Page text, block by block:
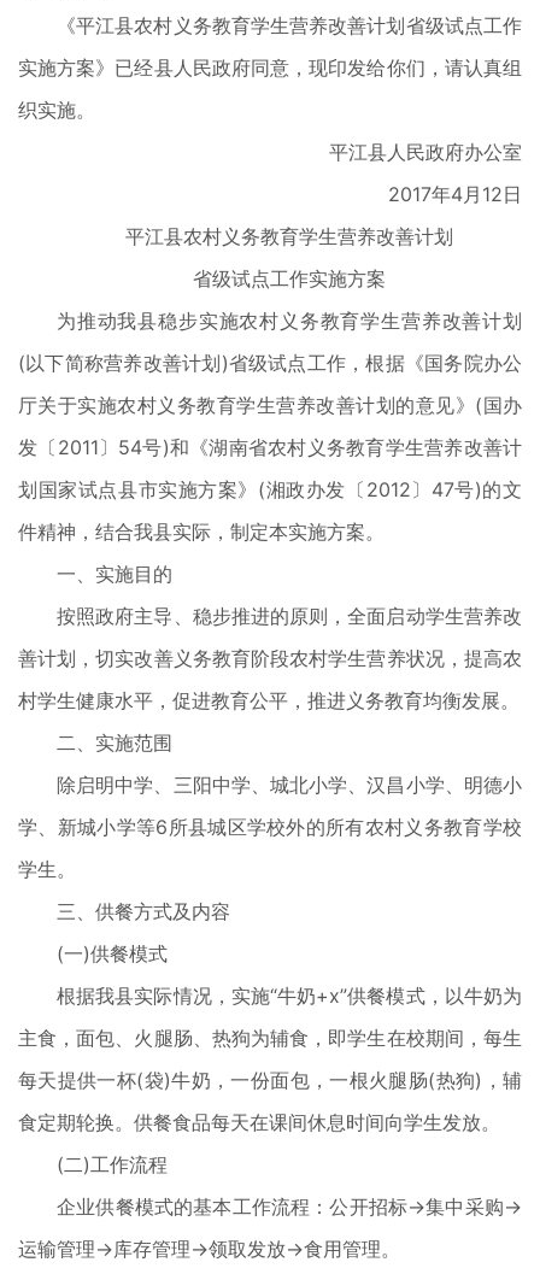
《平江县农村义务教育学生营养改善计划省级试点工作
实施方案》已经县人民政府同意，现印发给你们，请认真组
织实施。
平江县人民政府办公室
2017年4月12日
平江县农村义务教育学生营养改善计划
省级试点工作实施方案
为推动我县稳步实施农村义务教育学生营养改善计划
(以下简称营养改善计划)省级试点工作，根据《国务院办公
厅关于实施农村义务教育学生营养改善计划的意见》(国办
发〔2011〕54号)和《湖南省农村义务教育学生营养改善计
划国家试点县市实施方案》(湘政办发〔2012〕47号)的文
件精神，结合我县实际，制定本实施方案。
一、实施目的
按照政府主导、稳步推进的原则，全面启动学生营养改
善计划，切实改善义务教育阶段农村学生营养状况，提高农
村学生健康水平，促进教育公平，推进义务教育均衡发展。
二、实施范围
除启明中学、三阳中学、城北小学、汉昌小学、明德小
学、新城小学等6所县城区学校外的所有农村义务教育学校
学生。
三、供餐方式及内容
(一)供餐模式
根据我县实际情况，实施“牛奶+x”供餐模式，以牛奶为
主食，面包、火腿肠、热狗为辅食，即学生在校期间，每生
每天提供一杯(袋)牛奶，一份面包，一根火腿肠(热狗)，辅
食定期轮换。供餐食品每天在课间休息时间向学生发放。
(二)工作流程
企业供餐模式的基本工作流程：公开招标→集中采购→
运输管理→库存管理→领取发放→食用管理。